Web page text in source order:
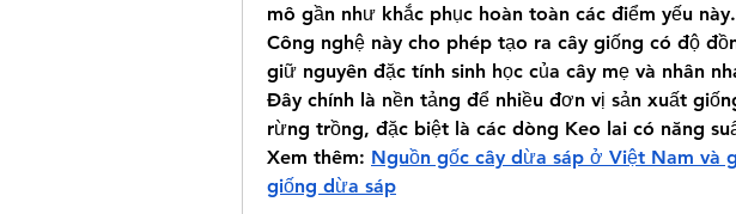
mô gần như khắc phục hoàn toàn các điểm yếu này.
Công nghệ này cho phép tạo ra cây giống có độ
giữ nguyên đặc tính sinh học của cây mẹ và nhân
Đây chính là nền tảng để nhiều đơn vị sản xuất
rừng trồng, đặc biệt là các dòng Keo lai có năng
Xem thêm: Nguồn gốc cây dừa sáp ở Việt Nam và
giống dừa sáp